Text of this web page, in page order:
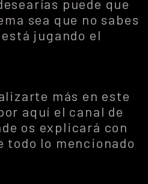
puede que
sea que no sabes
jugando el
más en este
aquí el canal de
os explicará con
todo lo mencionado